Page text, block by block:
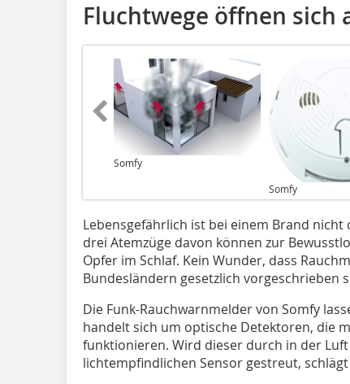
Fluchtwege öffnen sich
Somfy
Somfy
Lebensgefährlich ist bei einem Brand nicht
drei Atemzüge davon können zur
Opfer im Schlaf. Kein Wunder, dass
Bundesländern gesetzlich vorgeschrieben
Die Funk-Rauchwarnmelder von Somfy
handelt sich um optische Detektoren, die
funktionieren. Wird dieser durch in der
lichtempfindlichen Sensor gestreut,